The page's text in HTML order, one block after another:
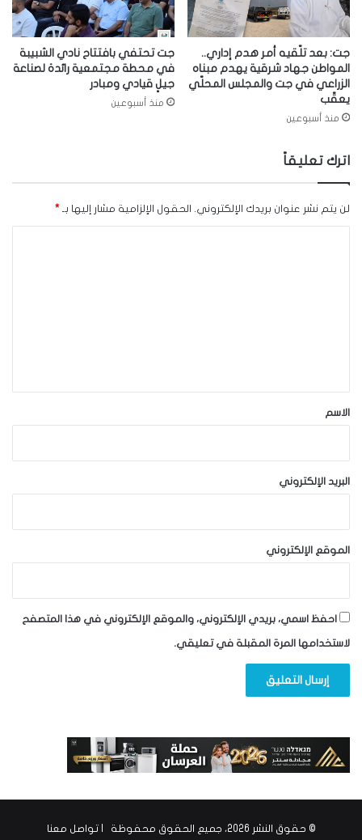
جت: بعد تلّقيه أمر هدم إداري..
المواطن جهاد شرقية يهدم مبناه
الزراعي في جت والمجلس المحلّي
يعقّب
منذ أسبوعين
جت تحتفي بافتتاح نادي الشبيبة
في محطة مجتمعية رائدة لصناعة
جيلٍ قيادي ومبادر
منذ أسبوعين
اترك تعليقاً
لن يتم نشر عنوان بريدك الإلكتروني. الحقول الإلزامية مشار إليها بـ *
*الاسم
البريد الإلكتروني
الموقع الإلكتروني
احفظ اسمي، بريدي الإلكتروني، والموقع الإلكتروني في هذا المتصفح
لاستخدامها المرة المقبلة في تعليقي.
© حقوق النشر 2026، جميع الحقوق محفوظة | تواصل معنا